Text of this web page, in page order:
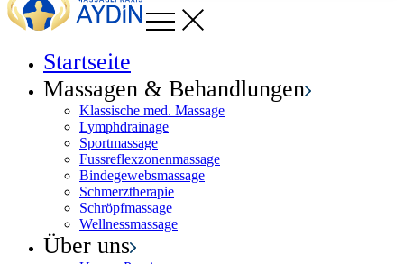
Startseite
Massagen & Behandlungen
Klassische med. Massage
Lymphdrainage
Sportmassage
Fussreflexzonenmassage
Bindegewebsmassage
Schmerztherapie
Schröpfmassage
Wellnessmassage
Über uns